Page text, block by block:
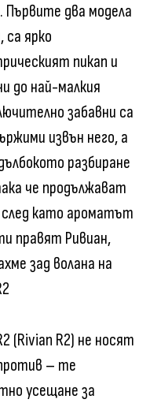
два модела
са ярко
пикап и
до най-малкия
забавни са
извън него, а
разбиране
че продължават
след като ароматът
правят Ривиан,
зад волана на
(Rivian R2) не носят
– те
усещане за